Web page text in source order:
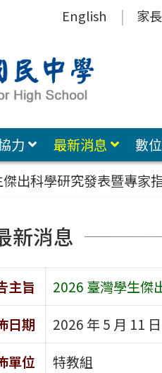
English 家
力 最新消息 數
出科學研究發表暨專家
新消息
主旨
2026 臺灣學生傑
日期
2026 年 5 月 11 日
單位
特教組